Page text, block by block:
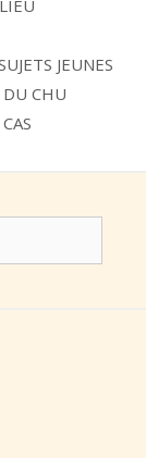
JEUNES
DU CHU